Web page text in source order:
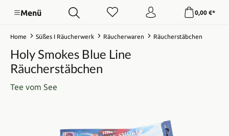
Menü 0,00 €*
Home Süßes I Räucherwerk Räucherwaren Räucherstäbchen
Holy Smokes Blue Line
Räucherstäbchen
Tee vom See